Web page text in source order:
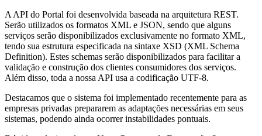
A API do Portal foi desenvolvida baseada na arquitetura REST.
Serão utilizados os formatos XML e JSON, sendo que alguns
serviços serão disponibilizados exclusivamente no formato XML,
tendo sua estrutura especificada na sintaxe XSD (XML Schema
Definition). Estes schemas serão disponibilizados para facilitar a
validação e construção dos clientes consumidores dos serviços.
Além disso, toda a nossa API usa a codificação UTF-8.
Destacamos que o sistema foi implementado recentemente para as
empresas privadas prepararem as adaptações necessárias em seus
sistemas, podendo ainda ocorrer instabilidades pontuais.